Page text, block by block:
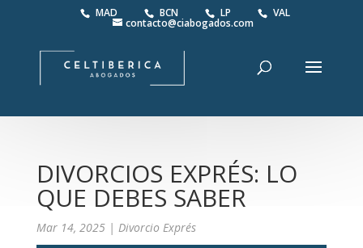
MAD BCN LP VAL
contacto@ciabogados.com
DIVORCIOS EXPRÉS: LO
QUE DEBES SABER
Mar 14, 2025| Divorcio Exprés